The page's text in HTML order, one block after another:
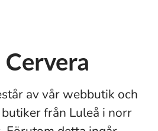
Cervera
av vår webbutik och
från Luleå i norr